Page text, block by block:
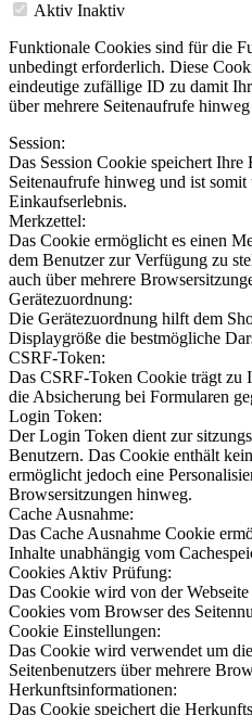
Aktiv Inaktiv
Funktionale Cookies sind für die
unbedingt erforderlich. Diese
eindeutige zufällige ID zu damit
über mehrere Seitenaufrufe
Session:
Das Session Cookie speichert Ihre
Seitenaufrufe hinweg und ist
Einkaufserlebnis.
Merkzettel:
Das Cookie ermöglicht es einen
dem Benutzer zur Verfügung zu
auch über mehrere
Gerätezuordnung:
Die Gerätezuordnung hilft dem
Displaygröße die bestmögliche
CSRF-Token:
Das CSRF-Token Cookie trägt zu
die Absicherung bei Formularen
Login Token:
Der Login Token dient zur
Benutzern. Das Cookie enthält
ermöglicht jedoch eine
Browsersitzungen hinweg.
Cache Ausnahme:
Das Cache Ausnahme Cookie
Inhalte unabhängig vom
Cookies Aktiv Prüfung:
Das Cookie wird von der
Cookies vom Browser des
Cookie Einstellungen:
Das Cookie wird verwendet um
Seitenbenutzers über mehrere
Herkunftsinformationen:
Das Cookie speichert die